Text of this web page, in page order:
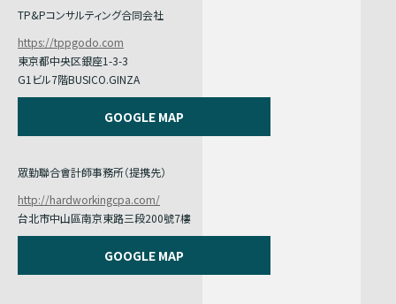
TP&Pコンサルティング合同会社
https://tppgodo.com
東京都中央区銀座1-3-3
G1ビル7階BUSICO.GINZA
GOOGLE MAP
眾勤聯合會計師事務所（提携先）
http://hardworkingcpa.com/
台北市中山區南京東路三段200號7樓
GOOGLE MAP